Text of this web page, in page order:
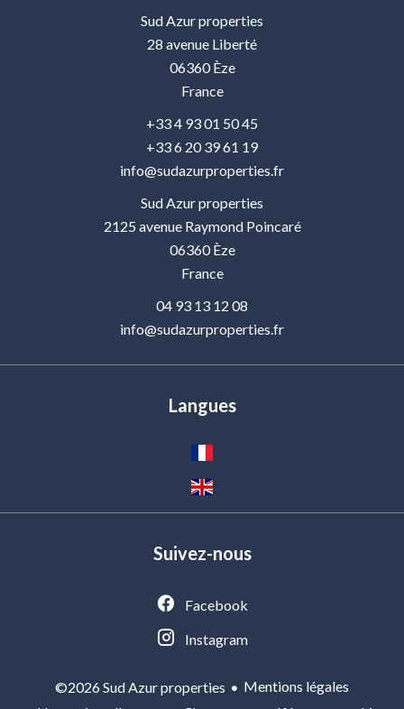
Sud Azur properties
28 avenue Liberté
06360Èze
France
+33 4 93 01 50 45
+33 6 20 39 61 19
info@sudazurproperties.fr
Sud Azur properties
2125 avenue Raymond Poincaré
06360Èze
France
04 93 13 12 08
info@sudazurproperties.fr
Langues
Suivez-nous
Facebook
Instagram
©2026 Sud Azur properties
Mentions légales